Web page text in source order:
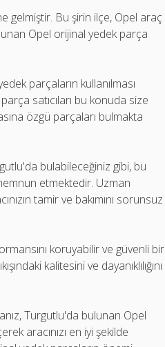
gelmiştir. Bu şirin ilçe, Opel araç
Opel orijinal yedek parça
parçaların kullanılması
satıcıları bu konuda size
özgü parçaları bulmakta
bulabileceğiniz gibi, bu
etmektedir. Uzman
tamir ve bakımını sorunsuz
koruyabilir ve güvenli bir
kalitesini ve dayanıklılığını
Turgutlu'da bulunan Opel
aracınızı en iyi şekilde